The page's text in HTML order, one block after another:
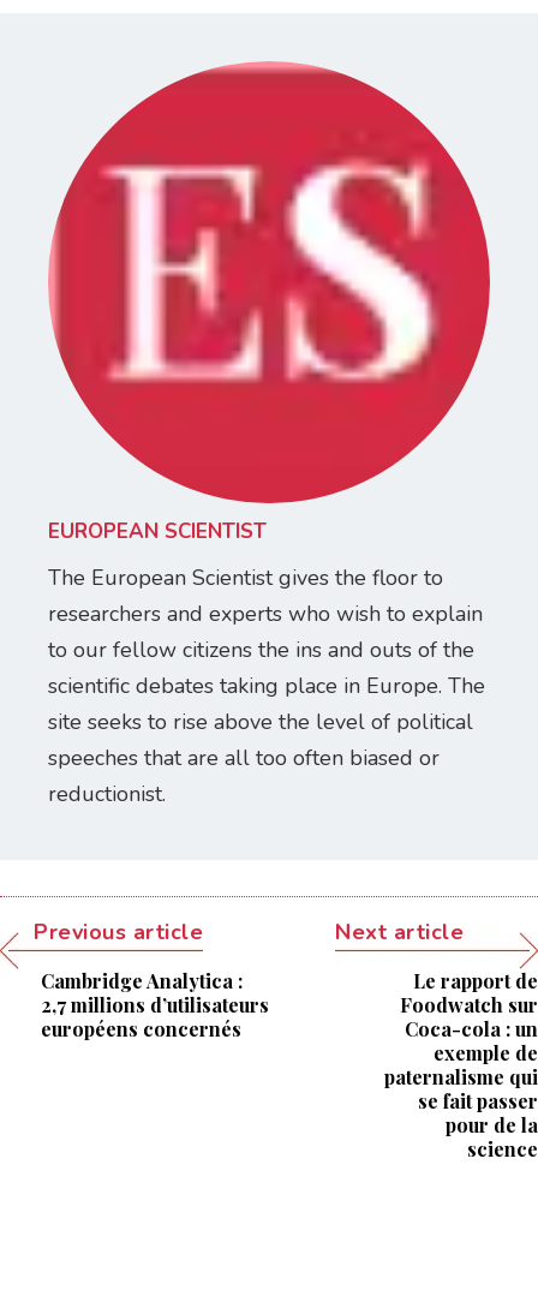
EUROPEAN SCIENTIST
The European Scientist gives the floor to
researchers and experts who wish to explain
to our fellow citizens the ins and outs of the
scientific debates taking place in Europe. The
site seeks to rise above the level of political
speeches that are all too often biased or
reductionist.
Previous article
Cambridge Analytica :
2,7 millions d’utilisateurs
européens concernés
Next article
Le rapport de
Foodwatch sur
Coca-cola : un
exemple de
paternalisme qui
se fait passer
pour de la
science